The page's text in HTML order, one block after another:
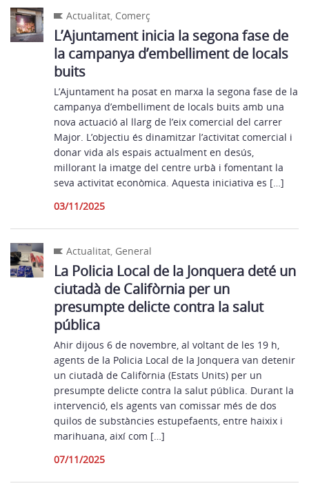
Actualitat, Comerç
L’Ajuntament inicia la segona fase de
la campanya d’embelliment de locals
buits
L’Ajuntament ha posat en marxa la segona fase de la
campanya d’embelliment de locals buits amb una
nova actuació al llarg de l’eix comercial del carrer
Major. L’objectiu és dinamitzar l’activitat comercial i
donar vida als espais actualment en desús,
millorant la imatge del centre urbà i fomentant la
seva activitat econòmica. Aquesta iniciativa es […]
03/11/2025
Actualitat, General
La Policia Local de la Jonquera deté un
ciutadà de Califòrnia per un
presumpte delicte contra la salut
pública
Ahir dijous 6 de novembre, al voltant de les 19 h,
agents de la Policia Local de la Jonquera van detenir
un ciutadà de Califòrnia (Estats Units) per un
presumpte delicte contra la salut pública. Durant la
intervenció, els agents van comissar més de dos
quilos de substàncies estupefaents, entre haixix i
marihuana, així com […]
07/11/2025